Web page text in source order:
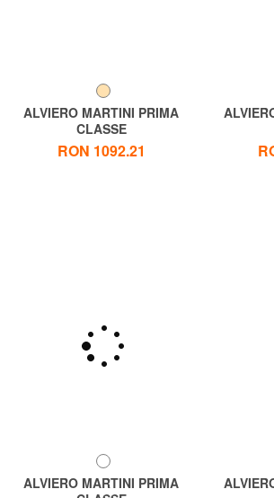
ALVIERO MARTINI PRIMA
CLASSE
ALVIERO MARTINI 1 ^ CLASA
Geo Geantă de umăr, finisată
RON 1092.21
Geo
ALVIERO MARTINI PRIMA